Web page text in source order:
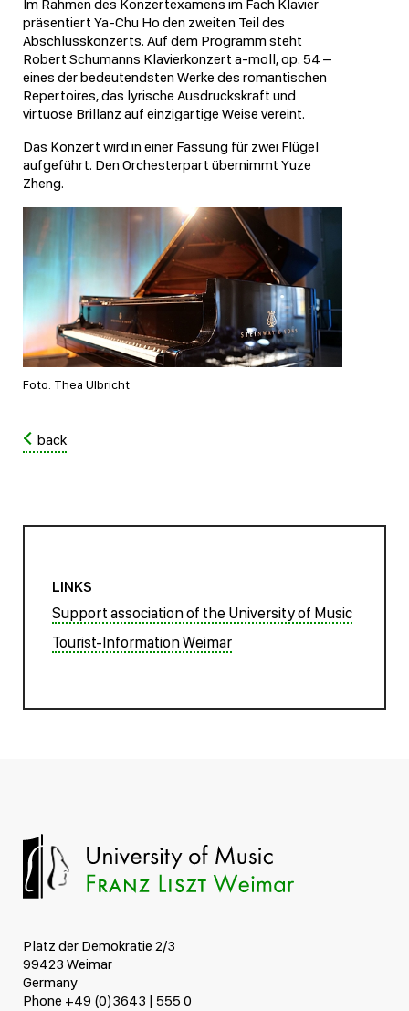
Im Rahmen des Konzertexamens im Fach Klavier
präsentiert Ya-Chu Ho den zweiten Teil des
Abschlusskonzerts. Auf dem Programm steht
Robert Schumanns Klavierkonzert a-moll, op. 54 –
eines der bedeutendsten Werke des romantischen
Repertoires, das lyrische Ausdruckskraft und
virtuose Brillanz auf einzigartige Weise vereint.
Das Konzert wird in einer Fassung für zwei Flügel
aufgeführt. Den Orchesterpart übernimmt Yuze
Zheng.
Foto: Thea Ulbricht
back
LINKS
Support association of the University of Music
Tourist-Information Weimar
Platz der Demokratie 2/3
99423 Weimar
Germany
Phone +49 (0)3643 | 555 0